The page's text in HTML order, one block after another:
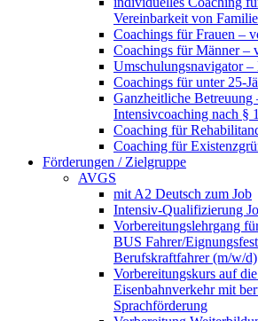
Vereinbarkeit von
Coachings für Frauen –
Coachings für Männer –
Umschulungsnavigator
Coachings für unter 25-
Ganzheitliche Betreuung
Intensivcoaching nach §
Coaching für
Coaching für
Förderungen / Zielgruppe
AVGS
mit A2 Deutsch zum Job
Intensiv-Qualifizierung
Vorbereitungslehrgang
BUS Fahrer/
Berufskraftfahrer (m/w/d)
Vorbereitungskurs auf
Eisenbahnverkehr mit
Sprachförderung